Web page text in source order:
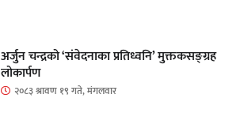
अर्जुन चन्द्रको ‘संवेदनाका प्रतिध्वनि’ मुक्तकसङ्ग्रह
लोकार्पण
२०८३ श्रावण १९ गते, मंगलवार